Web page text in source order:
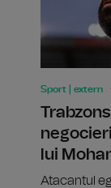
Sport | extern
lui
Atacantul